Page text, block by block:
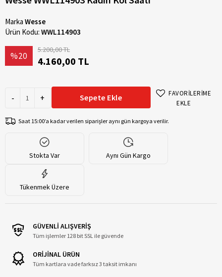
Marka Wesse
Ürün Kodu: WWL114903
%20
5.200,00 TL
4.160,00 TL
- + Sepete Ekle
FAVORİLERİME
EKLE
Saat 15:00’a kadar verilen siparişler aynı gün kargoya verilir.
Stokta Var Aynı Gün Kargo
Tükenmek Üzere
GÜVENLİ ALIŞVERİŞ
Tüm işlemler 128 bit SSL ile güvende
ORİJİNAL ÜRÜN
Tüm kartlara vade farksız 3 taksit imkanı